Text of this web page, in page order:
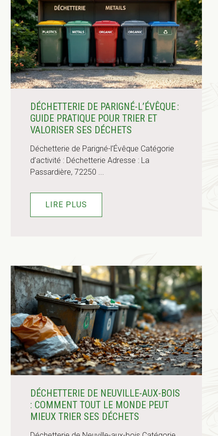
DÉCHETTERIE DE PARIGNÉ-L’ÉVÊQUE :
GUIDE PRATIQUE POUR TRIER ET
VALORISER SES DÉCHETS
Déchetterie de Parigné-l’Évêque Catégorie
d’activité : Déchetterie Adresse : La
Passardière, 72250 ...
LIRE PLUS
DÉCHETTERIE DE NEUVILLE-AUX-BOIS
: COMMENT TOUT LE MONDE PEUT
MIEUX TRIER SES DÉCHETS